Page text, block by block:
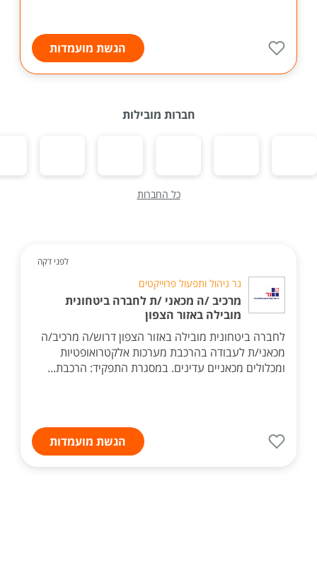
הגשת מועמדות
חברות מובילות
כל החברות
לפני דקה
נר ניהול ותפעול פרוייקטים
מרכיב /ה מכאני /ת לחברה ביטחונית
מובילה באזור הצפון
לחברה ביטחונית מובילה באזור הצפון דרוש/ה מרכיב/ה
מכאני/ת לעבודה בהרכבת מערכות אלקטרואופטיות
ומכלולים מכאניים עדינים. במסגרת התפקיד: הרכבת...
הגשת מועמדות